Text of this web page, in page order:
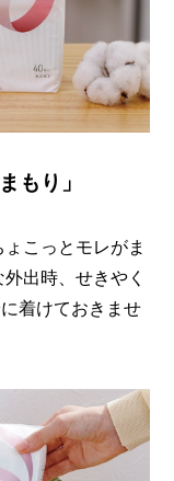
もり」
こっとモレがま
出時、せきやく
着けておきませ